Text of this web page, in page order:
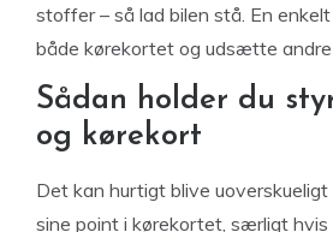
stoffer – så lad bilen stå. En
både kørekortet og udsætte
Sådan holder du
og kørekort
Det kan hurtigt blive
sine point i kørekortet, særligt hvis